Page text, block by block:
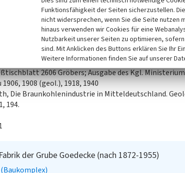
an der Böschung zur Tagebaukante.
2606 Gröbers; Ausgabe des Kgl.
1908 (geol.), 1918, 1940
Die Braunkohlenindustrie in Mitteldeutschland.
194.
der Grube Goedecke (nach 1872-1955)
Funktionsfähigkeit der Seiten sicherzustellen.
nicht widersprechen, wenn Sie die Seite nutzen
hinaus verwenden wir Cookies für eine
Nutzbarkeit unserer Seiten zu optimieren,
sind. Mit Anklicken des Buttons erklären Sie Ihr
Weitere Informationen finden Sie auf unserer